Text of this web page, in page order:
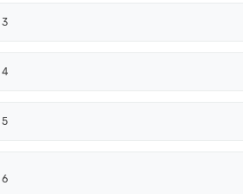
3
4
5
6